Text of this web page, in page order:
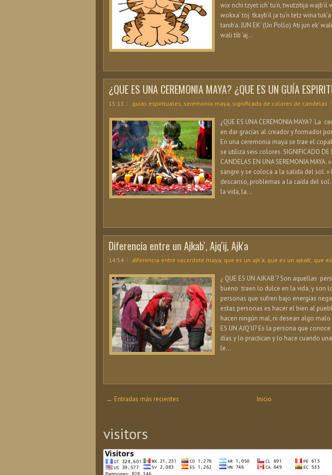
wix nchi tzyet ich’ tu’n, twutzitija wajb’il
wokxa’ toj tkayb’il ja tu’n tetz wina
tanib’a. JUN EK’ (Un Pollo) Ati jun ek’
wali tib ‘aj...
¿QUE ES UNA CEREMONIA MAYA? ¿QUE ES UN GUÍA
15:11 guias espirituales seremonia maya significado de colores de candelas
¿QUE ES UNA CEREMONIA MAYA? La
en dar gracias al creador y formador
En una ceremonia maya se trae el
se utiliza seis colores. SIGNIFICADO DE
CANDELAS EN UNA SEREMONIA
sangre y se coloca a la salida del sol.
descanso, problemas a la caída del
la vida, la...
Diferencia entre un Ajkab', Ajq'ij, Ajk'a
14:54 diferencia entre sacerdote maya que es un ajk'a que es un ajkab' que
¿ QUE ES UN AJKAB´? Son aquellas
bueno traen lo dulce en la vida, y son
personas que sufren bajo energías
estas personas es hacer el bien al
hacen ningún mal, ni desean algo malo
ES UN AJQ´IJ? Es la persona que
días y lo practican y lo hace cuando
le...
← Entradas más recientes Inicio
visitors